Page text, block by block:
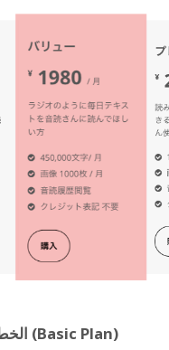
الخطة الأساسية (Basic Plan)